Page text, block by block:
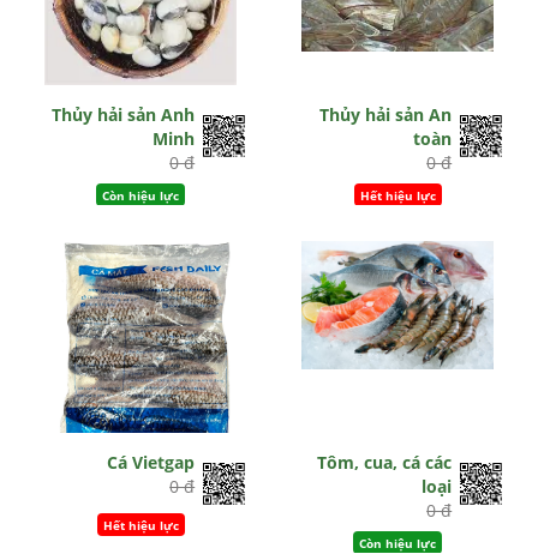
Thủy hải sản Anh
Minh
0 đ
Còn hiệu lực
Thủy hải sản An
toàn
0 đ
Hết hiệu lực
Cá Vietgap
0 đ
Hết hiệu lực
Tôm, cua, cá các
loại
0 đ
Còn hiệu lực